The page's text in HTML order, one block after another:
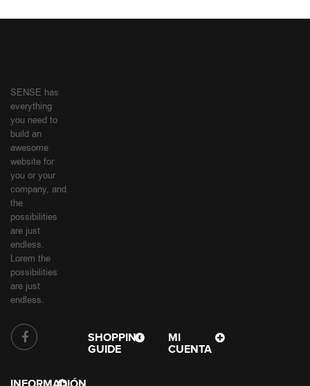
SENSE has
everything
you need to
build an
awesome
website for
you or your
company, and
the
possibilities
are just
Lorem the
possibilities